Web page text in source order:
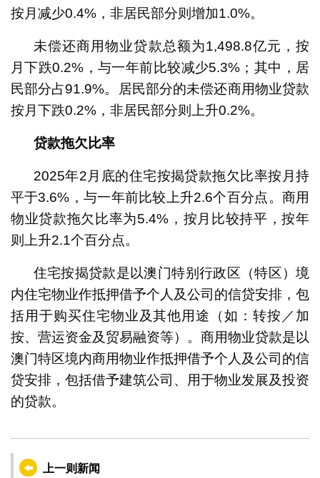
按月减少0.4%，非居民部分则增加1.0%。
未偿还商用物业贷款总额为1,498.8亿元，按
月下跌0.2%，与一年前比较减少5.3%；其中，居
民部分占91.9%。居民部分的未偿还商用物业贷款
按月下跌0.2%，非居民部分则上升0.2%。
贷款拖欠比率
2025年2月底的住宅按揭贷款拖欠比率按月持
平于3.6%，与一年前比较上升2.6个百分点。商用
物业贷款拖欠比率为5.4%，按月比较持平，按年
则上升2.1个百分点。
住宅按揭贷款是以澳门特别行政区（特区）境
内住宅物业作抵押借予个人及公司的信贷安排，包
括用于购买住宅物业及其他用途（如：转按／加
按、营运资金及贸易融资等）。商用物业贷款是以
澳门特区境内商用物业作抵押借予个人及公司的信
贷安排，包括借予建筑公司、用于物业发展及投资
的贷款。
上一则新闻